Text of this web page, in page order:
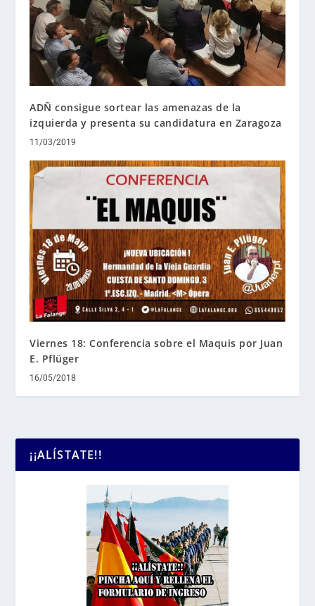
ADÑ consigue sortear las amenazas de la
izquierda y presenta su candidatura en Zaragoza
11/03/2019
Viernes 18: Conferencia sobre el Maquis por Juan
E. Pflüger
16/05/2018
¡¡ALÍSTATE!!